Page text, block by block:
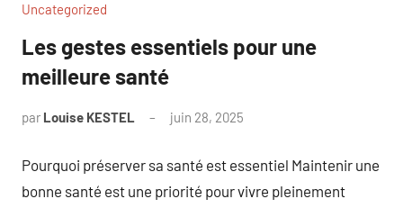
Uncategorized
Les gestes essentiels pour une
meilleure santé
par Louise KESTEL juin 28, 2025
Pourquoi préserver sa santé est essentiel Maintenir une
bonne santé est une priorité pour vivre pleinement